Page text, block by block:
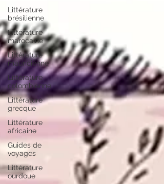
Littérature
brésilienne
Littérature
marocaine
Littérature
mauricienne
Littérature
colombienne
Littérature
grecque
Littérature
africaine
Guides de
voyages
Littérature
ourdoue